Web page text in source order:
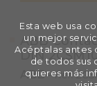
ABB
DIN
ABB -Ref.
Esta web usa
un mejor
Acéptalas antes
de todos sus
quieres más